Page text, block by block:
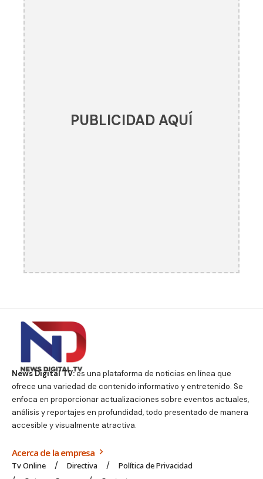
PUBLICIDAD AQUÍ
News Digital TV:es una plataforma de noticias en línea que
ofrece una variedad de contenido informativo y entretenido. Se
enfoca en proporcionar actualizaciones sobre eventos actuales,
análisis y reportajes en profundidad, todo presentado de manera
accesible y visualmente atractiva.
Acerca de la empresa
Tv Online Directiva
Política de Privacidad